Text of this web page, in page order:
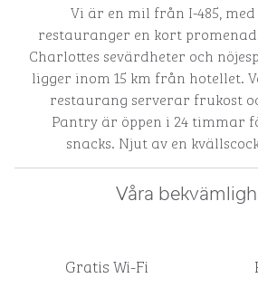
Vi är en mil från I-485,
restauranger en kort
Charlottes sevärdheter och
ligger inom 15 km från hotellet.
restaurang serverar frukost
Pantry är öppen i 24 timmar
snacks. Njut av en
Våra
Gratis Wi-Fi